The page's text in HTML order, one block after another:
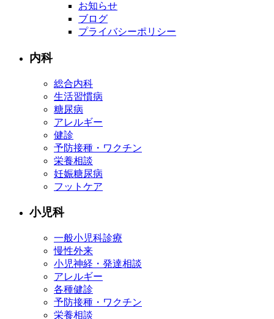
お知らせ
ブログ
プライバシーポリシー
内科
総合内科
生活習慣病
糖尿病
アレルギー
健診
予防接種・ワクチン
栄養相談
妊娠糖尿病
フットケア
小児科
一般小児科診療
慢性外来
小児神経・発達相談
アレルギー
各種健診
予防接種・ワクチン
栄養相談